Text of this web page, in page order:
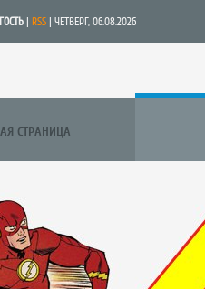
ГОСТЬ RSS | ЧЕТВЕРГ, 06.08.2026
СТРАНИЦА